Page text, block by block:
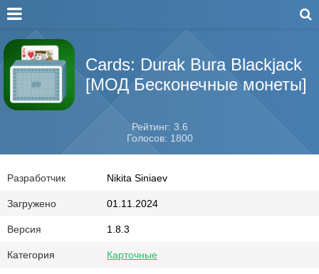
Cards: Durak Bura Blackjack
[МОД Бесконечные монеты]
Рейтинг: 3.6
Голосов: 1800
Разработчик Nikita Siniaev
Загружено 01.11.2024
Версия 1.8.3
Категория Карточные